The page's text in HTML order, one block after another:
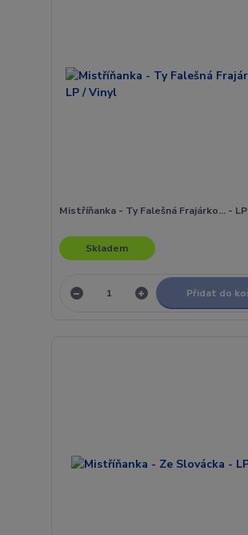
Mistříňanka - Ty Falešná Frajárko... -
Skladem
Přidat do